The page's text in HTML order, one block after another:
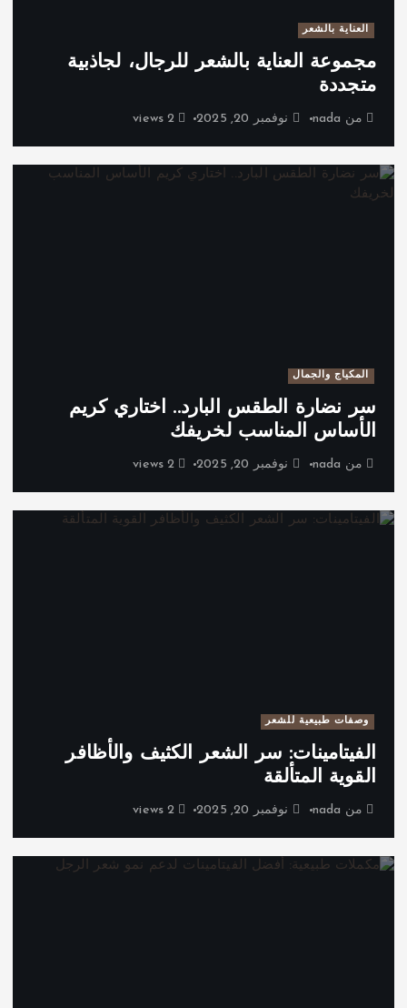
العناية بالشعر
مجموعة العناية بالشعر للرجال، لجاذبية
متجددة
من nada نوفمبر 20, 2025 2 views
المكياج والجمال
سر نضارة الطقس البارد.. اختاري كريم
الأساس المناسب لخريفك
من nada نوفمبر 20, 2025 2 views
وصفات طبيعية للشعر
الفيتامينات: سر الشعر الكثيف والأظافر
القوية المتألقة
من nada نوفمبر 20, 2025 2 views